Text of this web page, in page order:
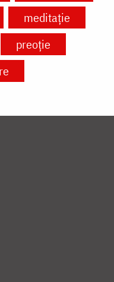
meditație
preoție